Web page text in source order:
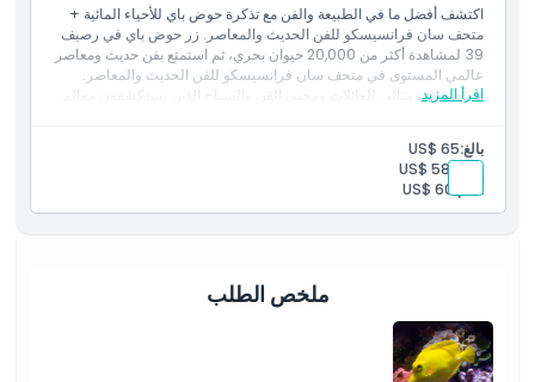
اكتشف أفضل ما في الطبيعة والفن مع تذكرة حوض باي للأحياء المائية +
متحف سان فرانسيسكو للفن الحديث والمعاصر. زر حوض باي في رصيف
39 لمشاهدة أكثر من 20,000 حيوان بحري، ثم استمتع بفن حديث ومعاصر
عالمي المستوى في متحف سان فرانسيسكو للفن الحديث والمعاصر.
مزيج ثقافي مثالي للعائلات ومحبي الفن والسياح الذين يستكشفون معالم
اقرأ المزيد
بالغ:US$ 65
طفل:US$ 58
أقدم:
US$ 60
ملخص الطلب